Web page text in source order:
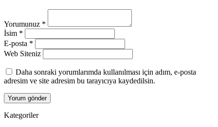
Yorumunuz *
İsim *
E-posta *
Web Siteniz
Daha sonraki yorumlarımda kullanılması için adım, e-posta
adresim ve site adresim bu tarayıcıya kaydedilsin.
Kategoriler